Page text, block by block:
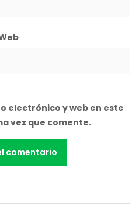
electrónico y web en este
vez que comente.